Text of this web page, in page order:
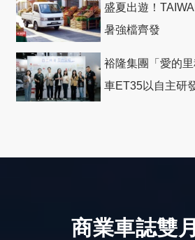
盛夏出遊！
暑強檔齊發
裕隆集團「愛的
車ET35以自主研
商業車誌雙